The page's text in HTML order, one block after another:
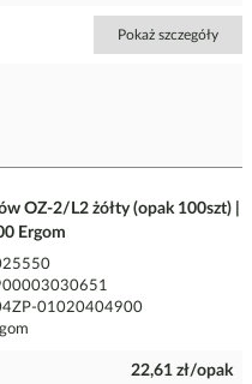
Pokaż szczegóły
OZ-2/L2 żółty (opak 100szt) |
Ergom
01020404900
22,61 zł/opak